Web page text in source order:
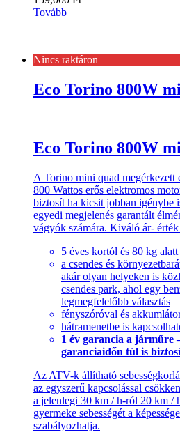
Tovább
Nincs raktáron
Eco Torino 800W
Eco Torino 800W
A Torino mini quad megérkezett
800 Wattos erős elektromos
biztosít ha kicsit jobban igénybe
egyedi megjelenés garantált
vágyók számára. Kiváló ár- érték
5 éves kortól és 80 kg
a csendes és
akár olyan helyeken is
csendes park, ahol egy
legmegfelelőbb választás
fényszóróval és
hátramenetbe is
1 év garancia a járműre
garanciaidőn túl is
Az ATV-k állítható
az egyszerű kapcsolással
a jelenlegi 30 km / h-ról 20 km /
gyermeke sebességét a
szabályozhatja.